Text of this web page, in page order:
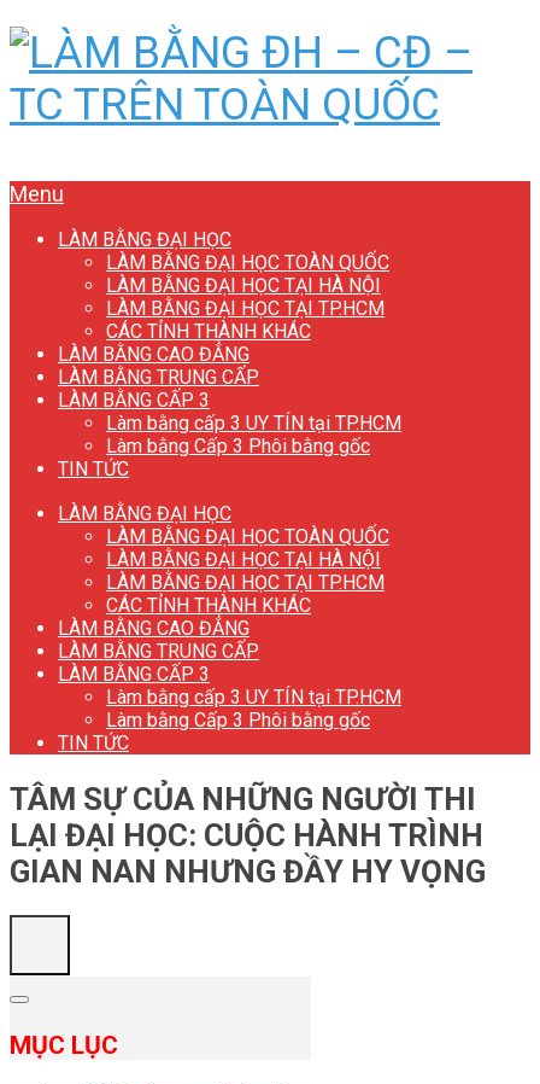
Menu
LÀM BẰNG ĐẠI HỌC
LÀM BẰNG ĐẠI HỌC TOÀN QUỐC
LÀM BẰNG ĐẠI HỌC TẠI HÀ NỘI
LÀM BẰNG ĐẠI HỌC TẠI TP.HCM
CÁC TỈNH THÀNH KHÁC
LÀM BẰNG CAO ĐẲNG
LÀM BẰNG TRUNG CẤP
LÀM BẰNG CẤP 3
Làm bằng cấp 3 UY TÍN tại TP.HCM
Làm bằng Cấp 3 Phôi bằng gốc
TIN TỨC
LÀM BẰNG ĐẠI HỌC
LÀM BẰNG ĐẠI HỌC TOÀN QUỐC
LÀM BẰNG ĐẠI HỌC TẠI HÀ NỘI
LÀM BẰNG ĐẠI HỌC TẠI TP.HCM
CÁC TỈNH THÀNH KHÁC
LÀM BẰNG CAO ĐẲNG
LÀM BẰNG TRUNG CẤP
LÀM BẰNG CẤP 3
Làm bằng cấp 3 UY TÍN tại TP.HCM
Làm bằng Cấp 3 Phôi bằng gốc
TIN TỨC
TÂM SỰ CỦA NHỮNG NGƯỜI THI
LẠI ĐẠI HỌC: CUỘC HÀNH TRÌNH
GIAN NAN NHƯNG ĐẦY HY VỌNG
MỤC LỤC